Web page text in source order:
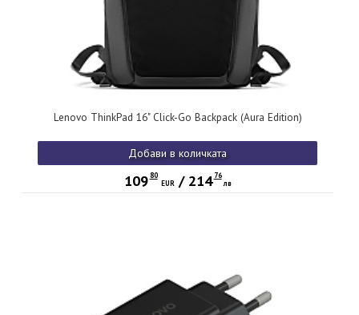
Lenovo ThinkPad 16" Click-Go Backpack (Aura Edition)
Добави в количката
109 80
EUR/ 214 76
лв